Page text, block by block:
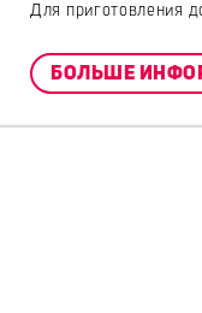
Для приготовления
БОЛЬШЕ